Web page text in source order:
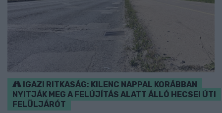
IGAZI RITKASÁG: KILENC NAPPAL KORÁBBAN
NYITJÁK MEG A FELÚJÍTÁS ALATT ÁLLÓ HECSEI ÚTI
FELÜLJÁRÓT